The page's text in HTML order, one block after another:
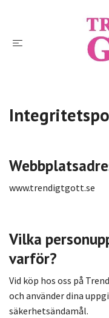
www.trendigtgott.se
Vilka
varför?
Vid köp hos oss på
och använder dina
säkerhetsändamål.